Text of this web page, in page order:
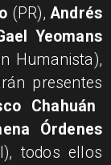
(PR),Andrés
Yeomans
Humanista),
presentes
Chahuán
Órdenes
todos ellos